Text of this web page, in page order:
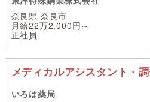
奈良県 奈良市
月給22万2,000円～
正社員
メディカルアシスタント・
いろは薬局